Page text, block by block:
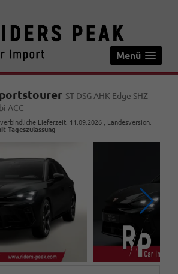
Menü
ST DSG AHK Edge SHZ
ACC
Lieferzeit: 11.09.2026 , Landesversion:
Tageszulassung